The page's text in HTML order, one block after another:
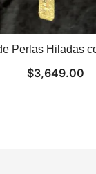
Perlas Hiladas
$3,649.00